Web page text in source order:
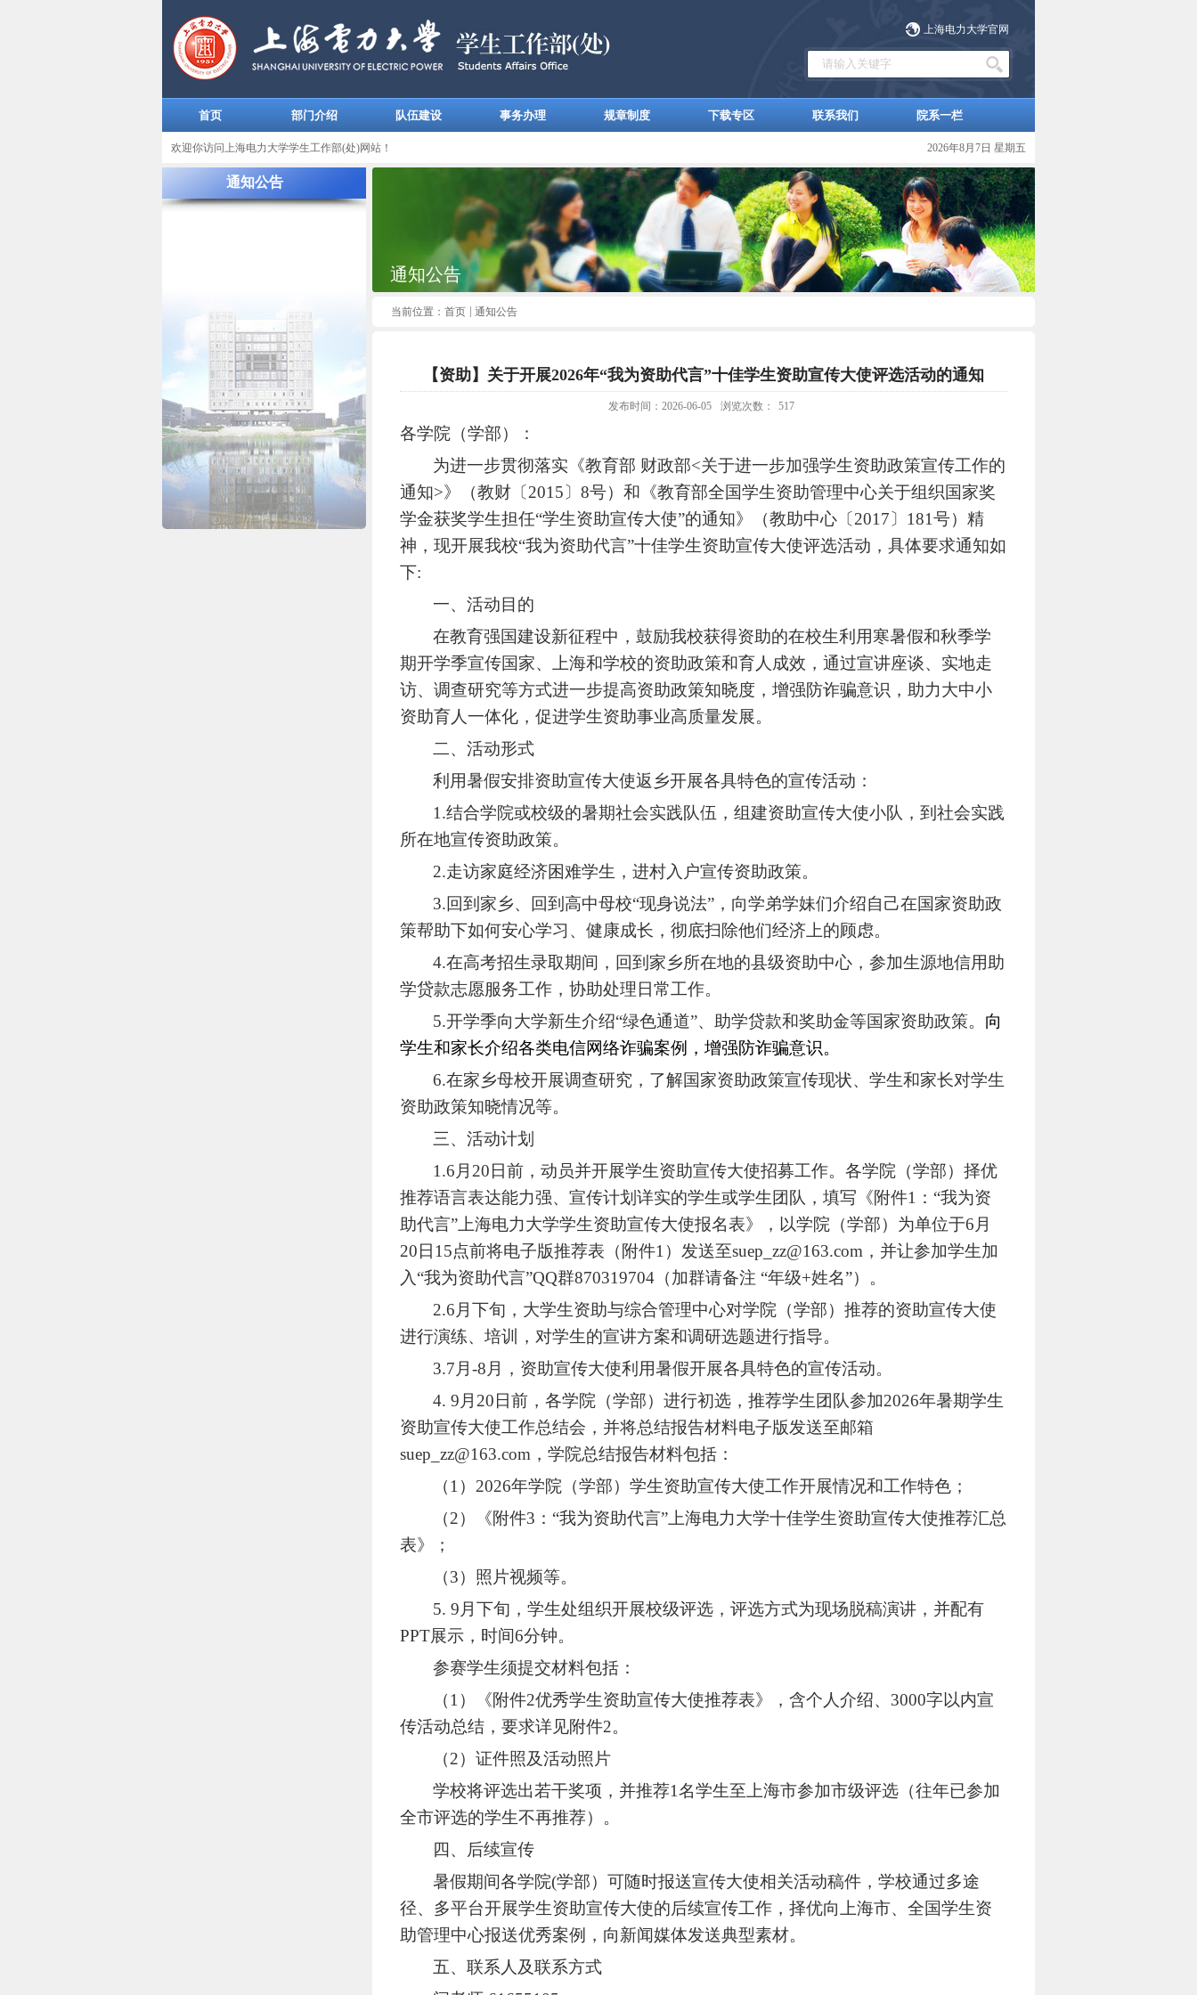
上海电力大学官网
首页 部门介绍 队伍建设 事务办理 规章制度 下载专区 联系我们 院系一栏
欢迎你访问上海电力大学学生工作部(处)网站！ 2026年8月7日 星期五
通知公告
通知公告
当前位置： 首页 通知公告
【资助】关于开展2026年“我为资助代言”十佳学生资助宣传大使评选活动的通知
发布时间：2026-06-05 浏览次数： 517
各学院（学部）：
为进一步贯彻落实《教育部 财政部<关于进一步加强学生资助政策宣传工作的
通知>》（教财〔 2015 〕 8号）和《教育部全国学生资助管理中心关于组织国家奖
学金获奖学生担任“学生资助宣传大使”的通知》（教助中心〔 2017 〕 181号）精
神，现开展我校“我为资助代言”十佳学生资助宣传大使评选活动，具体要求通知如
下:
一、活动目的
在教育强国建设新征程中，鼓励我校获得资助的在校生利用寒暑假和秋季学
期开学季宣传国家、上海和学校的资助政策和育人成效，通过宣讲座谈、实地走
访、调查研究等方式进一步提高资助政策知晓度，增强防诈骗意识，助力大中小
资助育人一体化，促进学生资助事业高质量发展。
二、活动形式
利用暑假安排资助宣传大使返乡开展各具特色的宣传活动：
1.结合学院或校级的暑期社会实践队伍，组建资助宣传大使小队，到社会实践
所在地宣传资助政策。
2.走访家庭经济困难学生，进村入户宣传资助政策。
3.回到家乡、回到高中母校“现身说法”，向学弟学妹们介绍自己在国家资助政
策帮助下如何安心学习、健康成长，彻底扫除他们经济上的顾虑。
4.在高考招生录取期间，回到家乡所在地的县级资助中心，参加生源地信用助
学贷款志愿服务工作，协助处理日常工作。
5.开学季向大学新生介绍“绿色通道”、助学贷款和奖助金等国家资助政策。 向
学生和家长介绍各类电信网络诈骗案例，增强防诈骗意识。
6.在家乡母校开展调查研究，了解国家资助政策宣传现状、学生和家长对学生
资助政策知晓情况等。
三、活动计划
1.6 月 20 日前，动员并开展学生资助宣传大使招募工作。各学院（学部）择优
推荐语言表达能力强、宣传计划详实的学生或学生团队，填写《附件1 ：“我为资
助代言”上海电力大学学生资助宣传大使报名表》，以学院（学部）为单位于6 月
20 日 15点前将电子版推荐表（附件1 ）发送至suep_zz@163.com ，并让参加学生加
入“我为资助代言”QQ群870319704 （加群请备注 “年级+姓名”）。
2.6 月下旬，大学生资助与综合管理中心对学院（学部）推荐的资助宣传大使
进行演练、培训，对学生的宣讲方案和调研选题进行指导。
3.7 月 -8 月，资助宣传大使利用暑假开展各具特色的宣传活动。
4. 9 月 20 日前，各学院（学部）进行初选，推荐学生团队参加2026年暑期学生
资助宣传大使工作总结会，并将总结报告材料电子版发送至邮箱
suep_zz@163.com ，学院总结报告材料包括：
（1 ） 2026年学院（学部）学生资助宣传大使工作开展情况和工作特色；
（2）《附件3 ：“我为资助代言”上海电力大学十佳学生资助宣传大使推荐汇总
表》；
（3）照片视频等。
5. 9 月下旬，学生处组织开展校级评选，评选方式为现场脱稿演讲，并配有
PPT展示，时间6分钟。
参赛学生须提交材料包括：
（1 ）《附件2优秀学生资助宣传大使推荐表》，含个人介绍、 3000字以内宣
传活动总结，要求详见附件2。
（2）证件照及活动照片
学校将评选出若干奖项，并推荐1名学生至上海市参加市级评选（往年已参加
全市评选的学生不再推荐）。
四、后续宣传
暑假期间各学院(学部）可随时报送宣传大使相关活动稿件，学校通过多途
径、多平台开展学生资助宣传大使的后续宣传工作，择优向上海市、全国学生资
助管理中心报送优秀案例，向新闻媒体发送典型素材。
五、联系人及联系方式